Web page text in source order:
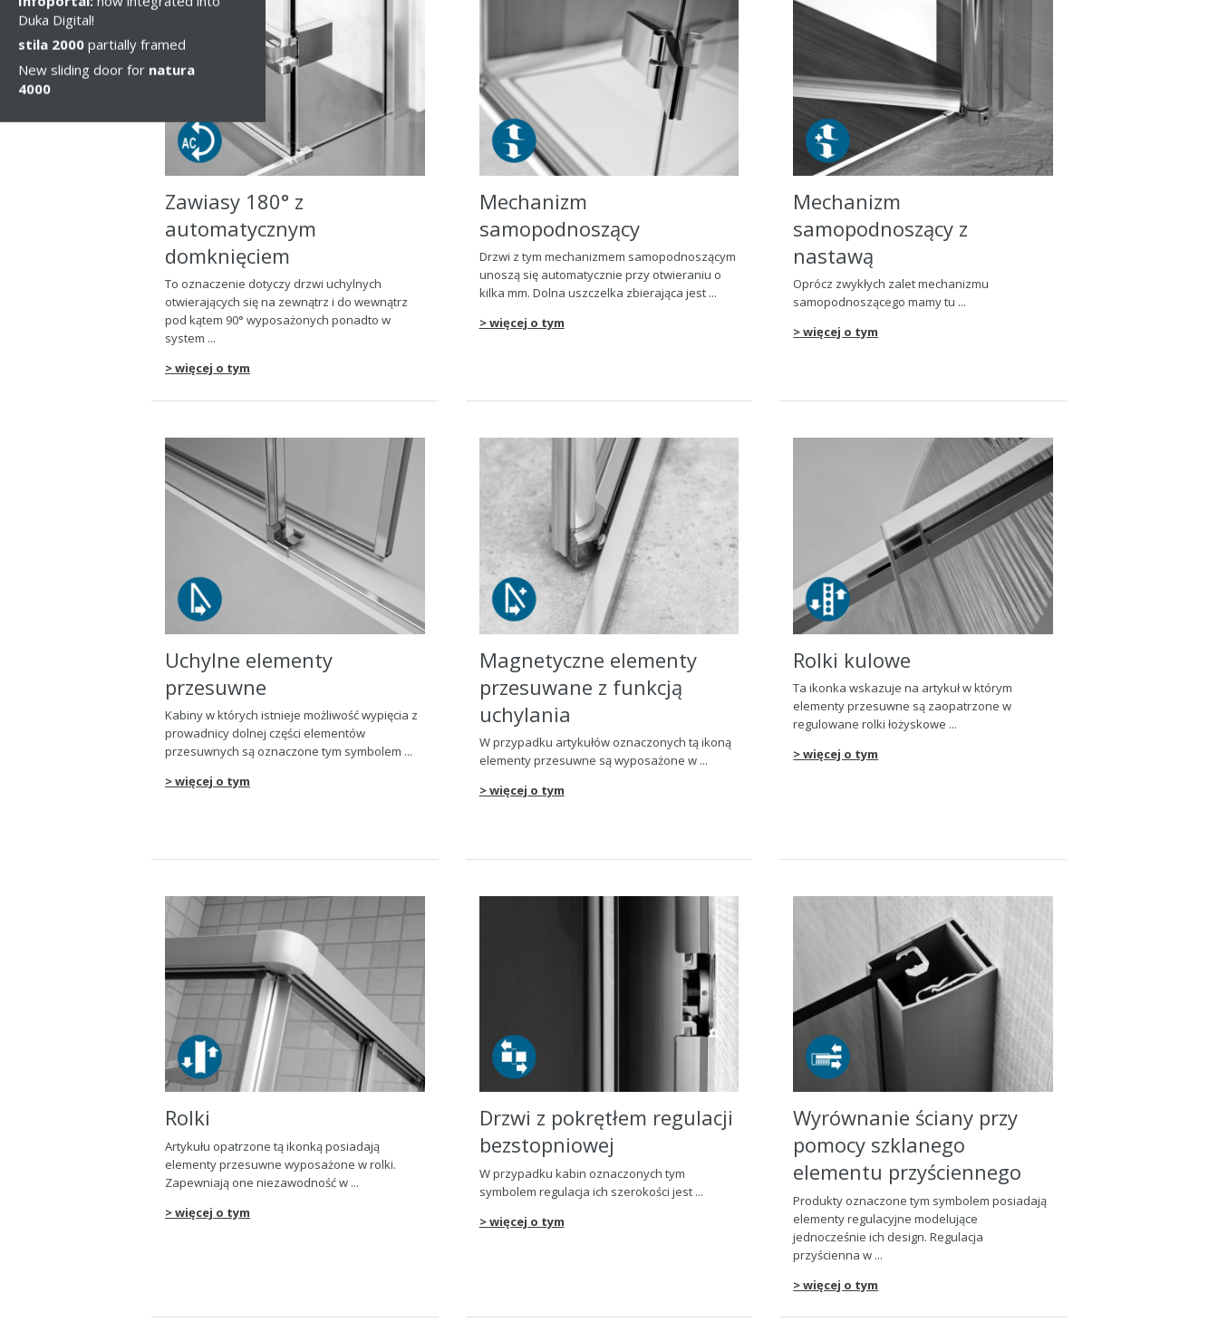
Zawiasy 180° z
automatycznym
domknięciem
To oznaczenie dotyczy drzwi uchylnych
otwierających się na zewnątrz i do wewnątrz
pod kątem 90° wyposażonych ponadto w
system ...
> więcej o tym
Mechanizm
samopodnoszący
Drzwi z tym mechanizmem samopodnoszącym
unosząsięautomatycznie przy otwieraniu o
kilka mm. Dolna uszczelka zbierająca jest ...
> więcej o tym
Mechanizm
samopodnoszący z
nastawą
Oprócz zwykłych zalet mechanizmu
samopodnoszącego mamy tu ...
> więcej o tym
Uchylne elementy
przesuwne
Kabiny w których istnieje możliwośćwypięcia z
prowadnicy dolnej części elementów
przesuwnych są oznaczone tym symbolem ...
> więcej o tym
Magnetyczne elementy
przesuwane z funkcją
uchylania
W przypadku artykułów oznaczonych tą ikoną
elementy przesuwne są wyposażone w ...
> więcej o tym
Rolki kulowe
Ta ikonka wskazuje na artykuł w którym
elementy przesuwne są zaopatrzone w
regulowane rolki łożyskowe ...
> więcej o tym
Rolki
Artykułu opatrzone tąikonkąposiadają
elementy przesuwne wyposażone w rolki.
Zapewniają one niezawodnośćw ...
> więcej o tym
Drzwi z pokrętłem regulacji
bezstopniowej
W przypadku kabin oznaczonych tym
symbolem regulacja ich szerokości jest ...
> więcej o tym
Wyrównanie ściany przy
pomocy szklanego
elementu przyściennego
Produkty oznaczone tym symbolem posiadają
elementy regulacyjne modelujące
jednocześnie ich design. Regulacja
przyścienna w ...
> więcej o tym
Duka Digital!
stila 2000 partially framed
New sliding door for natura
4000